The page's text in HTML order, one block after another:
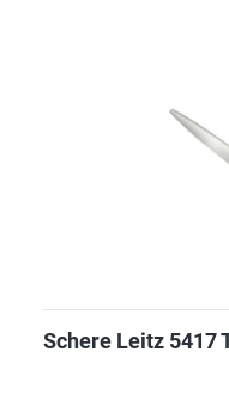
Schere Leitz 5417